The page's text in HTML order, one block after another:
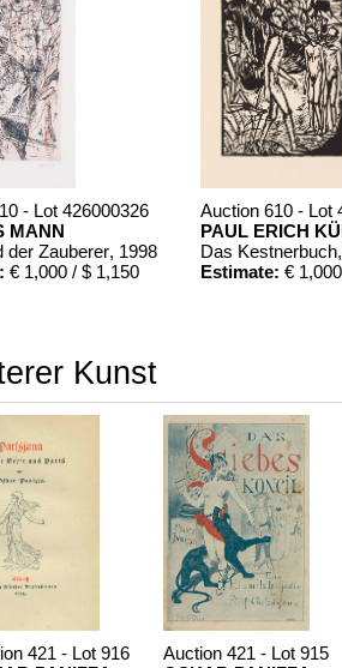
- Lot 426000326
MANN
der Zauberer, 1998
€ 1,000 / $ 1,150
Auction 610 - Lot
PAUL ERICH
Das Kestnerbuch
Estimate: €
Kunst
421 - Lot 916
Auction 421 - Lot 915